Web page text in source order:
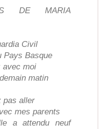
DE MARIA
Civil
Pays Basque
avec moi
matin
pas aller
mes parents
a attendu neuf